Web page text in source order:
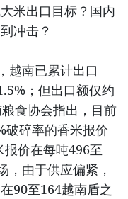
米出口目标？国内
冲击？
越南已累计出口
；但出口额仅约
食协会指出，目前
破碎率的香米报价
价在每吨496至
，由于供应偏紧，
90至164越南盾之